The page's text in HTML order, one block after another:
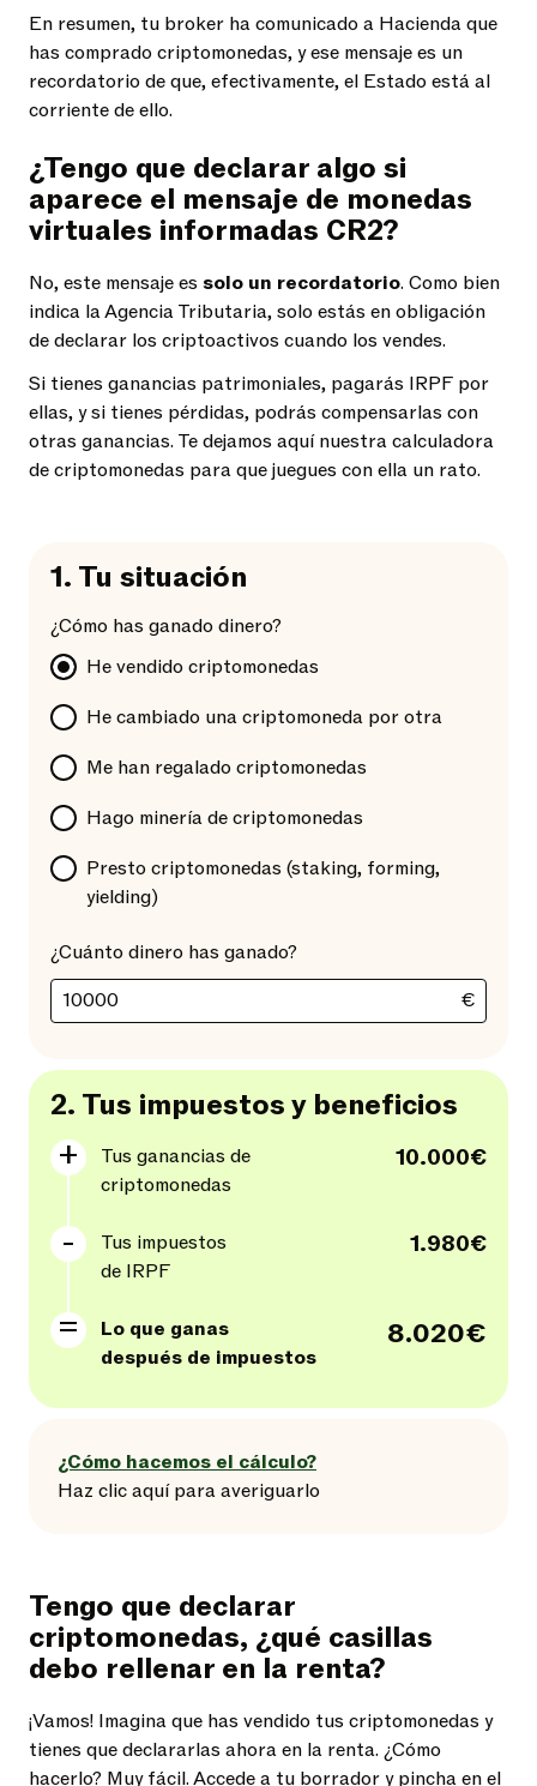
En resumen, tu broker ha comunicado a Hacienda que
has comprado criptomonedas, y ese mensaje es un
recordatorio de que, efectivamente, el Estado está al
corriente de ello.
¿Tengo que declarar algo si
aparece el mensaje de monedas
virtuales informadas CR2?
No, este mensaje es solo un recordatorio. Como bien
indica la Agencia Tributaria, solo estás en obligación
de declarar los criptoactivos cuando los vendes.
Si tienes ganancias patrimoniales, pagarás IRPF por
ellas, y si tienes pérdidas, podrás compensarlas con
otras ganancias. Te dejamos aquí nuestra calculadora
de criptomonedas para que juegues con ella un rato.
1. Tu situación
¿Cómo has ganado dinero?
He vendido criptomonedas
He cambiado una criptomoneda por otra
Me han regalado criptomonedas
Hago minería de criptomonedas
Presto criptomonedas (staking, forming,
yielding)
¿Cuánto dinero has ganado?
€
2. Tus impuestos y beneficios
Tus ganancias de
criptomonedas
10.000€
Tus impuestos
de IRPF
1.980€
Lo que ganas
después de impuestos
8.020€
¿Cómo hacemos el cálculo?
Haz clic aquíparaaveriguarlo
Tengo que declarar
criptomonedas, ¿qué casillas
debo rellenar en la renta?
¡Vamos! Imagina que has vendido tus criptomonedas y
tienes que declararlas ahora en la renta. ¿Cómo
hacerlo? Muy fácil. Accede a tu borrador y pincha en el